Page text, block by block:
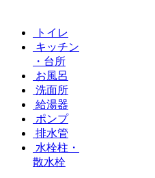
トイレ
キッチン
・台所
お風呂
洗面所
給湯器
ポンプ
排水管
水栓柱・
散水栓